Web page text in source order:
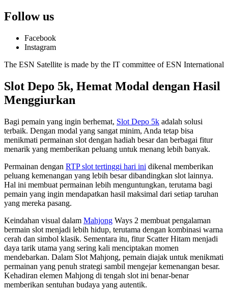
Follow us
Facebook
Instagram
The ESN Satellite is made by the IT committee of ESN International
Slot Depo 5k, Hemat Modal dengan Hasil
Menggiurkan
Bagi pemain yang ingin berhemat, Slot Depo 5k adalah solusi
terbaik. Dengan modal yang sangat minim, Anda tetap bisa
menikmati permainan slot dengan hadiah besar dan berbagai fitur
menarik yang memberikan peluang untuk menang lebih banyak.
Permainan dengan RTP slot tertinggi hari ini dikenal memberikan
peluang kemenangan yang lebih besar dibandingkan slot lainnya.
Hal ini membuat permainan lebih menguntungkan, terutama bagi
pemain yang ingin mendapatkan hasil maksimal dari setiap taruhan
yang mereka pasang.
Keindahan visual dalam Mahjong Ways 2 membuat pengalaman
bermain slot menjadi lebih hidup, terutama dengan kombinasi warna
cerah dan simbol klasik. Sementara itu, fitur Scatter Hitam menjadi
daya tarik utama yang sering kali menciptakan momen
mendebarkan. Dalam Slot Mahjong, pemain diajak untuk menikmati
permainan yang penuh strategi sambil mengejar kemenangan besar.
Kehadiran elemen Mahjong di tengah slot ini benar-benar
memberikan sentuhan budaya yang autentik.